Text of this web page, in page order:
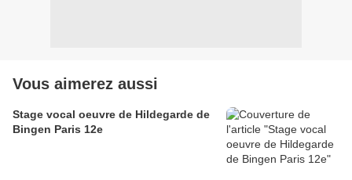
Vous aimerez aussi
Stage vocal oeuvre de Hildegarde de
Bingen Paris 12e